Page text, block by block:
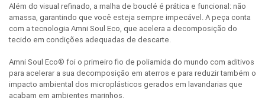
Além do visual refinado, a malha de bouclé é prática e funcional: não
amassa, garantindo que você esteja sempre impecável. A peça conta
com a tecnologia Amni Soul Eco, que acelera a decomposição do
tecido em condições adequadas de descarte.
Amni Soul Eco® foi o primeiro fio de poliamida do mundo com aditivos
para acelerar a sua decomposição em aterros e para reduzir também o
impacto ambiental dos microplásticos gerados em lavandarias que
acabam em ambientes marinhos.